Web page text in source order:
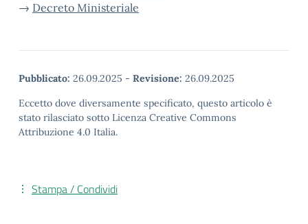
→ Decreto Ministeriale
Pubblicato: 26.09.2025 - Revisione: 26.09.2025
Eccetto dove diversamente specificato, questo articolo è
stato rilasciato sotto Licenza Creative Commons
Attribuzione 4.0 Italia.
Stampa / Condividi